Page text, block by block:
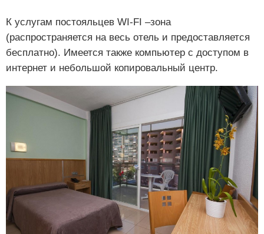
К услугам постояльцев WI-FI –зона
(распространяется на весь отель и предоставляется
бесплатно). Имеется также компьютер с доступом в
интернет и небольшой копировальный центр.